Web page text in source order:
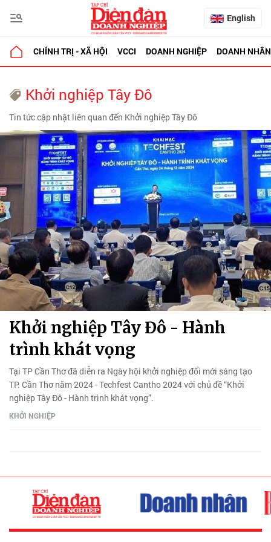
English
CHÍNH TRỊ - XÃ HỘI VCCI DOANH NGHIỆP DOANH NHÂN
Khởi nghiệp Tây Đô
Tin tức cập nhật liên quan đến Khởi nghiệp Tây Đô
Khởi nghiệp Tây Đô - Hành
trình khát vọng
Tại TP Cần Thơ đã diễn ra Ngày hội khởi nghiệp đổi mới sáng tạo
TP. Cần Thơ năm 2024 - Techfest Cantho 2024 với chủ đề “Khởi
nghiệp Tây Đô - Hành trình khát vọng”.
KHỞI NGHIỆP